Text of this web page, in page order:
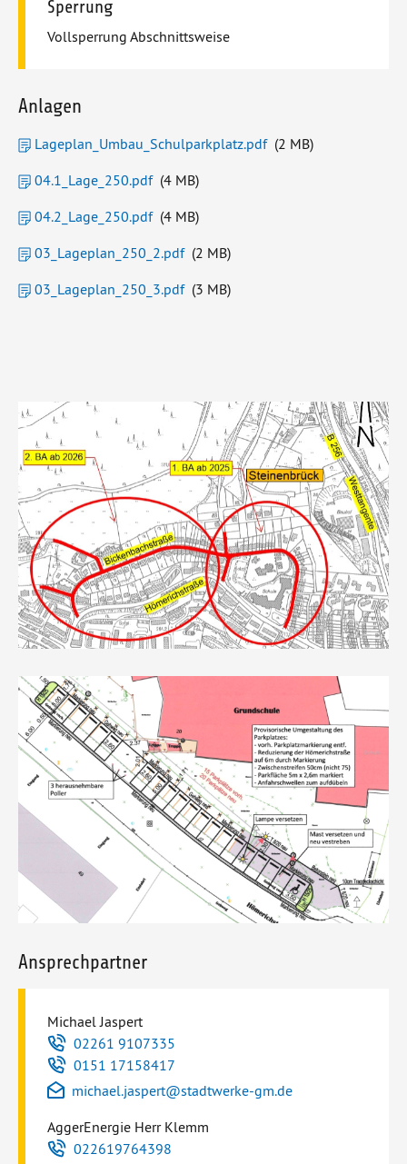
Sperrung
Vollsperrung Abschnittsweise
Anlagen
Lageplan_Umbau_Schulparkplatz.pdf (2 MB)
04.1_Lage_250.pdf (4 MB)
04.2_Lage_250.pdf (4 MB)
03_Lageplan_250_2.pdf (2 MB)
03_Lageplan_250_3.pdf (3 MB)
Zusatzinformationen
Ansprechpartner
Michael Jaspert
Telefon
02261 9107335
Telefon
0151 17158417
E-Mail
michael.jaspert@stadtwerke-gm.de
AggerEnergie Herr Klemm
Telefon
022619764398